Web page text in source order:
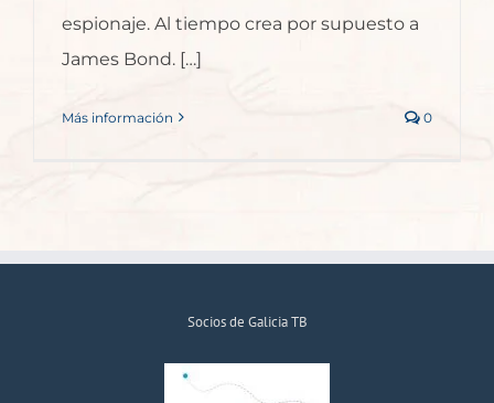
espionaje. Al tiempo crea por supuesto a
James Bond. […]
Más información 0
Socios de Galicia TB